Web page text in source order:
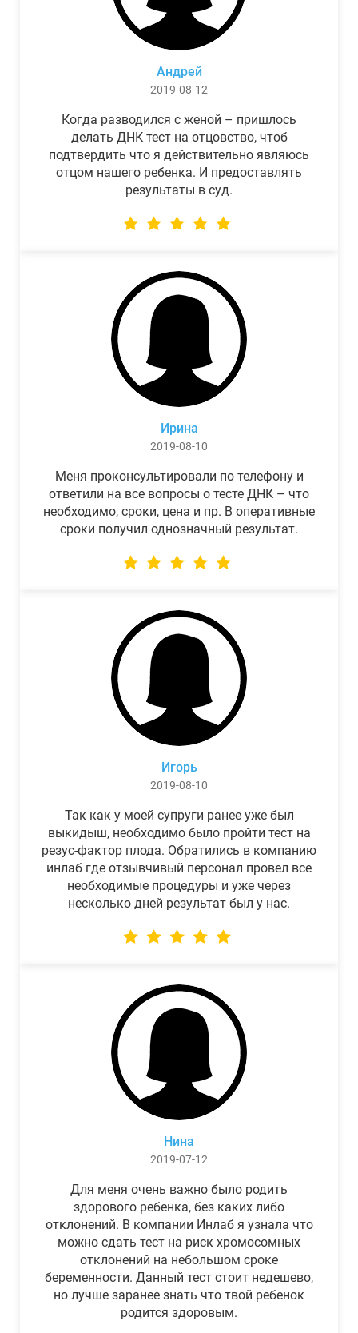
Андрей
2019-08-12
Когда разводился с женой – пришлось
делать ДНК тест на отцовство, чтоб
подтвердить что я действительно являюсь
отцом нашего ребенка. И предоставлять
результаты в суд.
Ирина
2019-08-10
Меня проконсультировали по телефону и
ответили на все вопросы о тесте ДНК – что
необходимо, сроки, цена и пр. В оперативные
сроки получил однозначный результат.
Игорь
2019-08-10
Так как у моей супруги ранее уже был
выкидыш, необходимо было пройти тест на
резус-фактор плода. Обратились в компанию
инлаб где отзывчивый персонал провел все
необходимые процедуры и уже через
несколько дней результат был у нас.
Нина
2019-07-12
Для меня очень важно было родить
здорового ребенка, без каких либо
отклонений. В компании Инлаб я узнала что
можно сдать тест на риск хромосомных
отклонений на небольшом сроке
беременности. Данный тест стоит недешево,
но лучше заранее знать что твой ребенок
родится здоровым.